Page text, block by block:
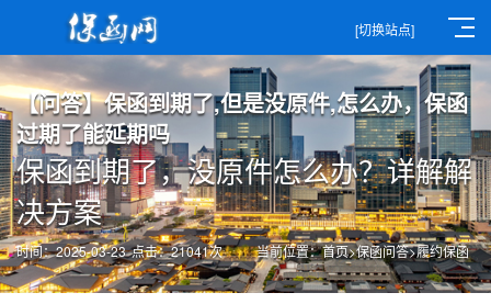
[切换站点]
【问答】保函到期了,但是没原件,怎么办，保函
过期了能延期吗
保函到期了，没原件怎么办？详解解
决方案
当前位置：首页>保函问答>履约保函
时间：2025-03-23 点击：21041次